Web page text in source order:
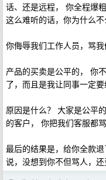
话、还是远程， 你全程爆
这么难听的话，你为什么不
你侮辱我们工作人员，骂我
产品的买卖是公平的， 你
了，而且是我让同事一定要
原因是什么？ 大家是公平
的客户， 你把我们客服都
最后的结果是，给你全款
说，没想到你不但骂人，